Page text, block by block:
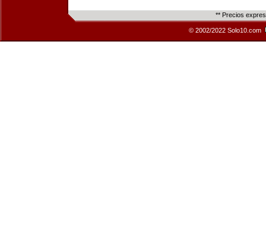
** Precios
© 2002/2022 Solo10.com